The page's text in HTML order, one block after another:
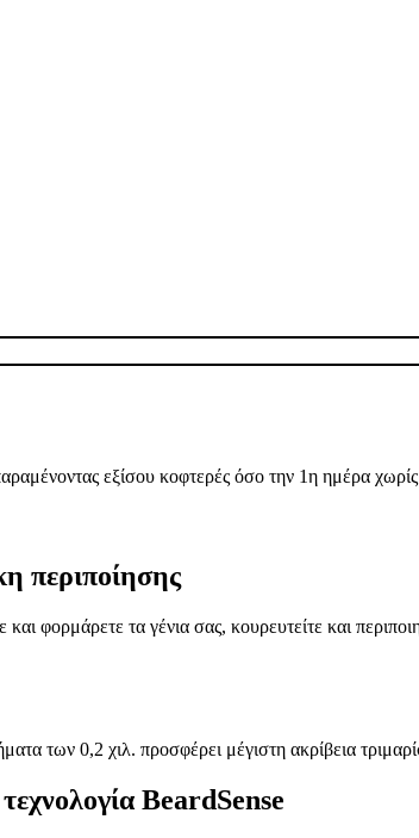
εξίσου κοφτερές όσο την 1η ημέρα χωρίς
περιποίησης
φορμάρετε τα γένια σας, κουρευτείτε και
των 0,2 χιλ. προσφέρει μέγιστη ακρίβεια
BeardSense